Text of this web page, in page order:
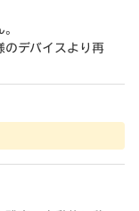
のデバイスより再